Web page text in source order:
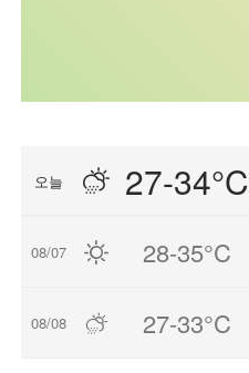
오늘 27-34°C
08/07 28-35°C
08/08 27-33°C